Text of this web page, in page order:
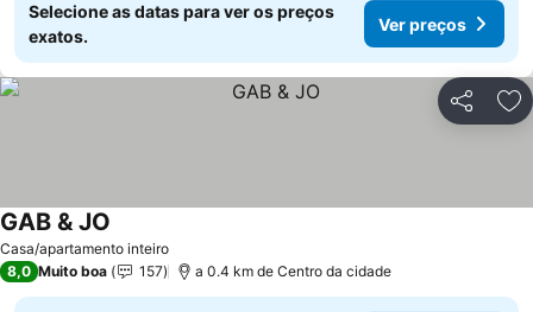
Selecione as datas para ver os preços
exatos.
Ver preços
Partilhar
Casa/apartamento inteiro
GAB & JO
8,0 Muito boa 157 a 0.4 km de Centro da cidade